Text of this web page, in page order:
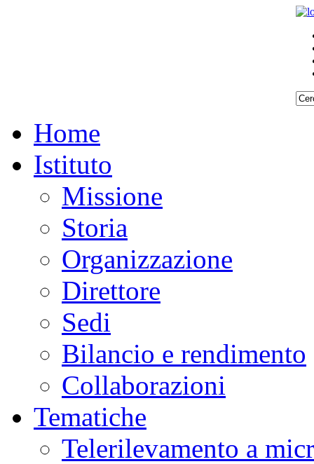
Home
Istituto
Missione
Storia
Organizzazione
Direttore
Sedi
Bilancio e rendimento
Collaborazioni
Tematiche
Telerilevamento a